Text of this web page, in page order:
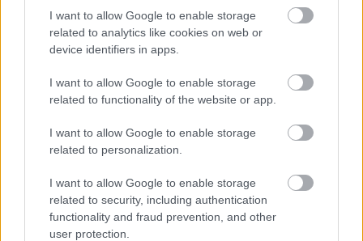
I want to allow Google to enable storage
related to analytics like cookies on web or
device identifiers in apps.
I want to allow Google to enable storage
related to functionality of the website or app.
I want to allow Google to enable storage
related to personalization.
I want to allow Google to enable storage
related to security, including authentication
functionality and fraud prevention, and other
user protection.
konyhaművészet újdonságait is magukkal hozták. Mátyás dicsőséges
uralkodásának idejére tehető a magyar gasztronómia kezdete is, mely
Beatrix királyné érkezésével teljesedett ki igazán. Amikor Mátyás és
olasz szakács és cukrász is érkezett hazánk földjére. Galeotto Marzio
leírása szerint Mátyás udvarában sokféle halat szolgáltak fel, a
legkedveltebb halak a csuka, a menyhal, az angolna, a pisztráng
voltak. A húsok között szerepelt a marha, a juh, a házi- és vadsertés, a
is, de kedvelt csemege volt a hízott a pávahús is. Nagy gondot
fordítottak a kovásszal készült kenyérre. Erősen érvényesült az olasz
hatás is az étkezésben: elterjedt a vöröshagyma, a fokhagyma, az